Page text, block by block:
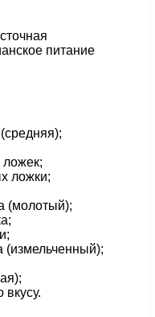
питание
ложек;
ложки;
(молотый);